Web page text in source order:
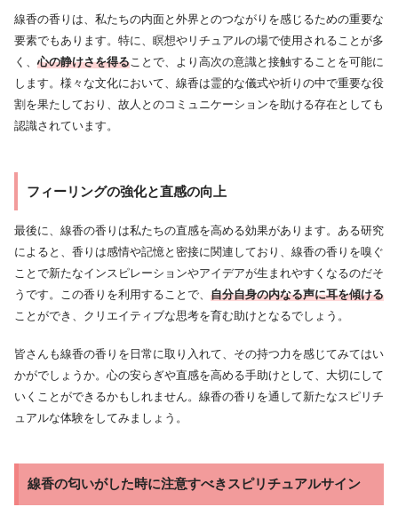
線香の香りは、私たちの内面と外界とのつながりを感じるための重要な
要素でもあります。特に、瞑想やリチュアルの場で使用されることが多
く、心の静けさを得ることで、より高次の意識と接触することを可能に
します。様々な文化において、線香は霊的な儀式や祈りの中で重要な役
割を果たしており、故人とのコミュニケーションを助ける存在としても
認識されています。
フィーリングの強化と直感の向上
最後に、線香の香りは私たちの直感を高める効果があります。ある研究
によると、香りは感情や記憶と密接に関連しており、線香の香りを嗅ぐ
ことで新たなインスピレーションやアイデアが生まれやすくなるのだそ
うです。この香りを利用することで、 自分自身の内なる声に耳を傾ける
ことができ、クリエイティブな思考を育む助けとなるでしょう。
皆さんも線香の香りを日常に取り入れて、その持つ力を感じてみてはい
かがでしょうか。心の安らぎや直感を高める手助けとして、大切にして
いくことができるかもしれません。線香の香りを通して新たなスピリチ
ュアルな体験をしてみましょう。
線香の匂いがした時に注意すべきスピリチュアルサイン